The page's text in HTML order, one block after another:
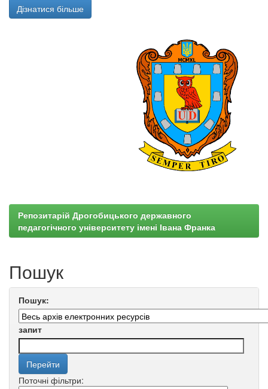
Дізнатися більше
Репозитарій Дрогобицького державного
педагогічного університету імені Івана Франка
Пошук
Пошук:
запит
Поточні фільтри: